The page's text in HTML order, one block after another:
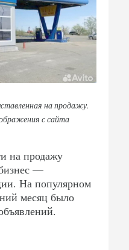
на продажу.
с сайта
на продажу
—
На популярном
месяц было